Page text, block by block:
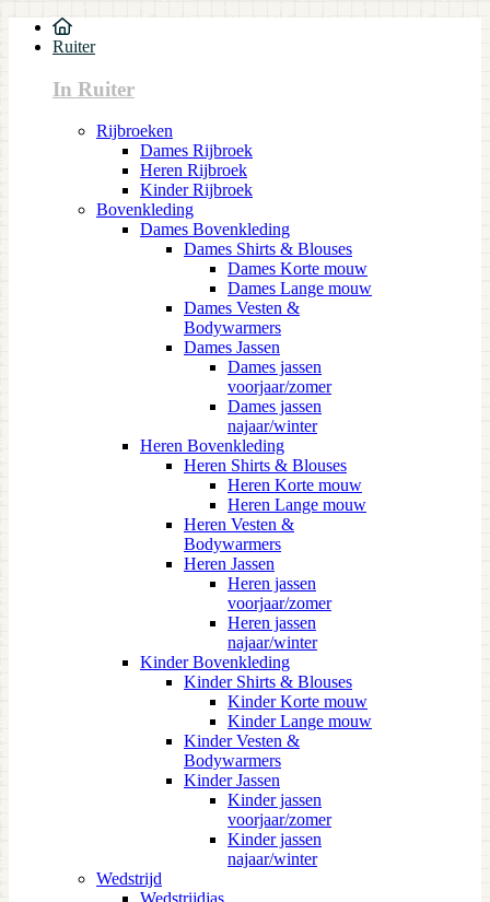
Ruiter
In Ruiter
Rijbroeken
Dames Rijbroek
Heren Rijbroek
Kinder Rijbroek
Bovenkleding
Dames Bovenkleding
Dames Shirts & Blouses
Dames Korte mouw
Dames Lange mouw
Dames Vesten &
Bodywarmers
Dames Jassen
Dames jassen
voorjaar/zomer
Dames jassen
najaar/winter
Heren Bovenkleding
Heren Shirts & Blouses
Heren Korte mouw
Heren Lange mouw
Heren Vesten &
Bodywarmers
Heren Jassen
Heren jassen
voorjaar/zomer
Heren jassen
najaar/winter
Kinder Bovenkleding
Kinder Shirts & Blouses
Kinder Korte mouw
Kinder Lange mouw
Kinder Vesten &
Bodywarmers
Kinder Jassen
Kinder jassen
voorjaar/zomer
Kinder jassen
najaar/winter
Wedstrijd